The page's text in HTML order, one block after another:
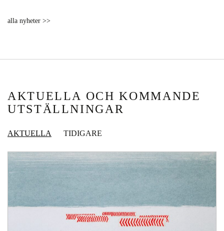
alla nyheter >>
AKTUELLA OCH KOMMANDE
UTSTÄLLNINGAR
AKTUELLA TIDIGARE